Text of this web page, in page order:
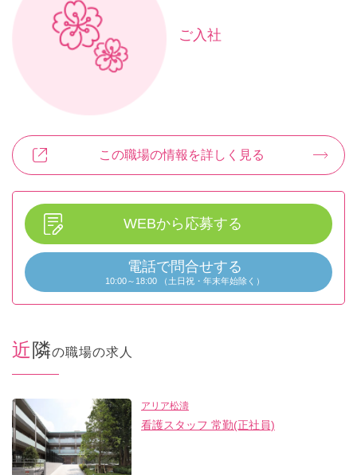
ご入社
この職場の情報を詳しく見る
WEBから応募する
電話で問合せする
10:00～18:00 （土日祝・年末年始除く）
近隣の職場の求人
アリア松濤
看護スタッフ 常勤(正社員)